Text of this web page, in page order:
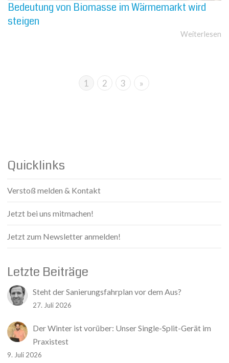
Bedeutung von Biomasse im Wärmemarkt wird
steigen
Weiterlesen
1 2 3 »
Quicklinks
Verstoß melden & Kontakt
Jetzt bei uns mitmachen!
Jetzt zum Newsletter anmelden!
Letzte Beiträge
Steht der Sanierungsfahrplan vor dem Aus?
27. Juli 2026
Der Winter ist vorüber: Unser Single-Split-Gerät im
Praxistest
9. Juli 2026